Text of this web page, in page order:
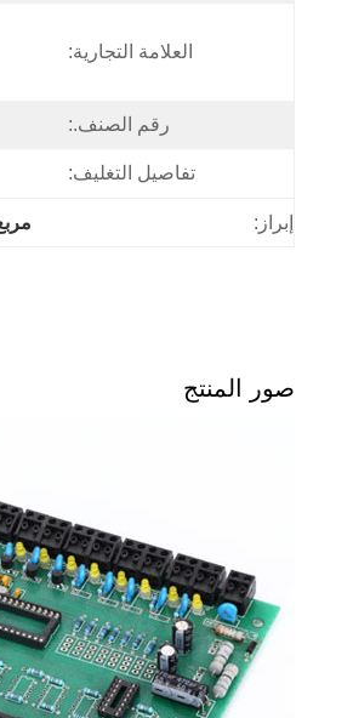
العلامة التجارية:
رقم الصنف.:
تفاصيل التغليف:
إبراز:
صور المنتج